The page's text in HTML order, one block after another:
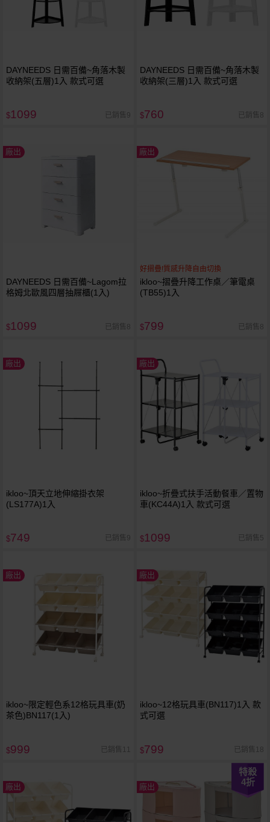
DAYNEEDS 日需百備~角落木製
收納架(五層)1入 款式可選
$1099 已銷售9
DAYNEEDS 日需百備~角落木製
收納架(三層)1入 款式可選
$760 已銷售8
廠出
DAYNEEDS 日需百備~Lagom拉
格姆北歐風四層抽屜櫃(1入)
$1099 已銷售8
廠出
好摺疊!質感升降自由切換
ikloo~摺疊升降工作桌／筆電桌
(TB55)1入
$799 已銷售8
廠出
ikloo~頂天立地伸縮掛衣架
(LS177A)1入
$749 已銷售9
廠出
ikloo~折疊式扶手活動餐車／置物
車(KC44A)1入 款式可選
$1099 已銷售5
廠出
ikloo~限定輕色系12格玩具車(奶
茶色)BN117(1入)
$999 已銷售11
廠出
ikloo~12格玩具車(BN117)1入 款
式可選
$799 已銷售18
廠出 廠出
特殺
4折